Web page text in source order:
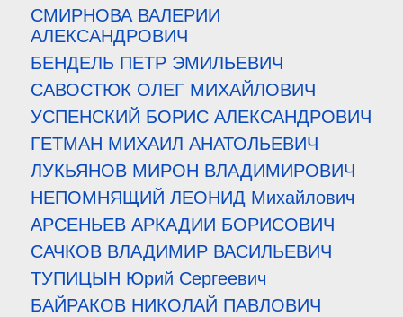
СМИРНОВА ВАЛЕРИИ
АЛЕКСАНДРОВИЧ
БЕНДЕЛЬ ПЕТР ЭМИЛЬЕВИЧ
САВОСТЮК ОЛЕГ МИХАЙЛОВИЧ
УСПЕНСКИЙ БОРИС АЛЕКСАНДРОВИЧ
ГЕТМАН МИХАИЛ АНАТОЛЬЕВИЧ
ЛУКЬЯНОВ МИРОН ВЛАДИМИРОВИЧ
НЕПОМНЯЩИЙ ЛЕОНИД Михайлович
АРСЕНЬЕВ АРКАДИИ БОРИСОВИЧ
САЧКОВ ВЛАДИМИР ВАСИЛЬЕВИЧ
ТУПИЦЫН Юрий Сергеевич
БАЙРАКОВ НИКОЛАЙ ПАВЛОВИЧ